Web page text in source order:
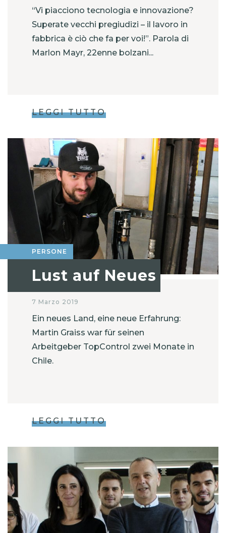
“Vi piacciono tecnologia e innovazione?
Superate vecchi pregiudizi – il lavoro in
fabbrica è ciò che fa per voi!”. Parola di
Marlon Mayr, 22enne bolzani...
LEGGI TUTTO
PERSONE
Lust auf Neues
7 Marzo 2019
Ein neues Land, eine neue Erfahrung:
Martin Graiss war für seinen
Arbeitgeber TopControl zwei Monate in
Chile.
LEGGI TUTTO